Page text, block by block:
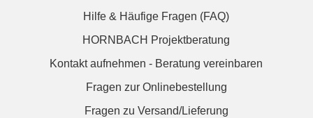
Hilfe & Häufige Fragen (FAQ)
HORNBACH Projektberatung
Kontakt aufnehmen - Beratung vereinbaren
Fragen zur Onlinebestellung
Fragen zu Versand/Lieferung